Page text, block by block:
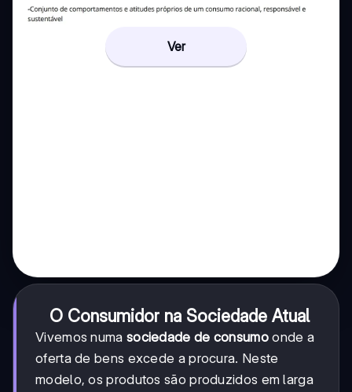
Ver
O Consumidor na Sociedade Atual
Vivemos numa sociedade de consumoonde a
oferta de bens excede a procura. Neste
modelo, os produtos são produzidos em larga